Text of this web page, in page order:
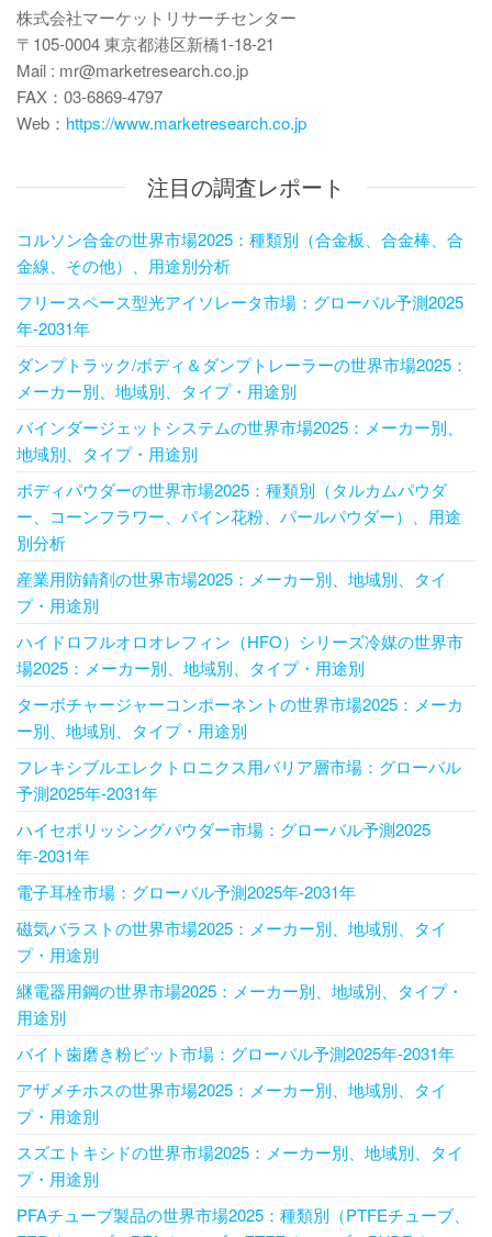
株式会社マーケットリサーチセンター
〒105-0004 東京都港区新橋1-18-21
Mail : mr@marketresearch.co.jp
FAX：03-6869-4797
Web： https://www.marketresearch.co.jp
注目の調査レポート
コルソン合金の世界市場2025：種類別（合金板、合金棒、合
金線、その他）、用途別分析
フリースペース型光アイソレータ市場：グローバル予測2025
年-2031年
ダンプトラック/ボディ＆ダンプトレーラーの世界市場2025：
メーカー別、地域別、タイプ・用途別
バインダージェットシステムの世界市場2025：メーカー別、
地域別、タイプ・用途別
ボディパウダーの世界市場2025：種類別（タルカムパウダ
ー、コーンフラワー、パイン花粉、パールパウダー）、用途
別分析
産業用防錆剤の世界市場2025：メーカー別、地域別、タイ
プ・用途別
ハイドロフルオロオレフィン（HFO）シリーズ冷媒の世界市
場2025：メーカー別、地域別、タイプ・用途別
ターボチャージャーコンポーネントの世界市場2025：メーカ
ー別、地域別、タイプ・用途別
フレキシブルエレクトロニクス用バリア層市場：グローバル
予測2025年-2031年
ハイセポリッシングパウダー市場：グローバル予測2025
年-2031年
電子耳栓市場：グローバル予測2025年-2031年
磁気バラストの世界市場2025：メーカー別、地域別、タイ
プ・用途別
継電器用鋼の世界市場2025：メーカー別、地域別、タイプ・
用途別
バイト歯磨き粉ビット市場：グローバル予測2025年-2031年
アザメチホスの世界市場2025：メーカー別、地域別、タイ
プ・用途別
スズエトキシドの世界市場2025：メーカー別、地域別、タイ
プ・用途別
PFAチューブ製品の世界市場2025：種類別（PTFEチューブ、